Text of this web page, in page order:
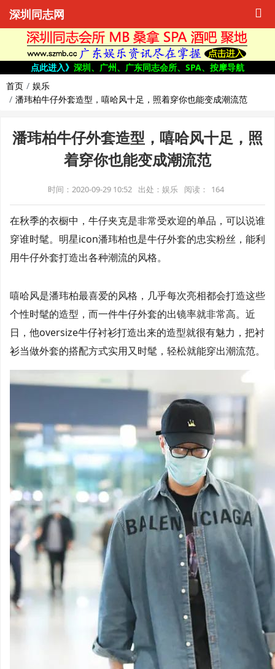
深圳同志网
点此进入》 深圳、广州、广东同志会所、SPA、按摩导航
首页
娱乐
潘玮柏牛仔外套造型，嘻哈风十足，照着穿你也能变成潮流范
潘玮柏牛仔外套造型，嘻哈风十足，照
着穿你也能变成潮流范
时间：2020-09-29 10:52 出处：娱乐 阅读： 164
在秋季的衣橱中，牛仔夹克是非常受欢迎的单品，可以说谁
穿谁时髦。明星icon潘玮柏也是牛仔外套的忠实粉丝，能利
用牛仔外套打造出各种潮流的风格。
嘻哈风是潘玮柏最喜爱的风格，几乎每次亮相都会打造这些
个性时髦的造型，而一件牛仔外套的出镜率就非常高。近
日，他oversize牛仔衬衫打造出来的造型就很有魅力，把衬
衫当做外套的搭配方式实用又时髦，轻松就能穿出潮流范。